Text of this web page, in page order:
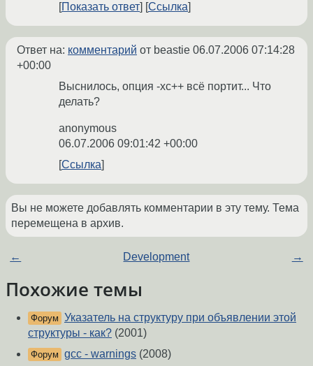
Показать ответ
Ссылка
Ответ на: комментарий от beastie 06.07.2006 07:14:28
+00:00
Выснилось, опция -xc++ всё портит... Что
делать?
anonymous
06.07.2006 09:01:42 +00:00
Ссылка
Вы не можете добавлять комментарии в эту тему. Тема
перемещена в архив.
← Development →
Похожие темы
Форум Указатель на структуру при объявлении этой
структуры - как? (2001)
Форум gcc - warnings (2008)